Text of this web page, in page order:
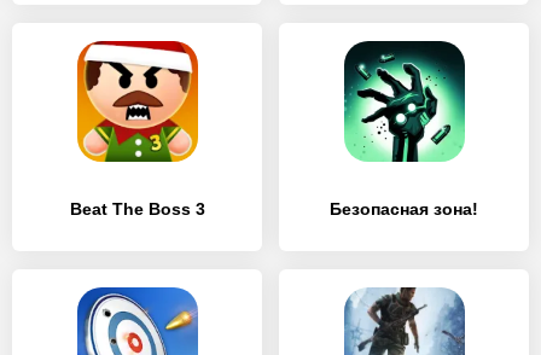
Beat The Boss 3 Безопасная зона!